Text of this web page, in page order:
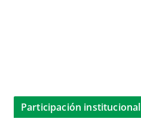
Participación institucional